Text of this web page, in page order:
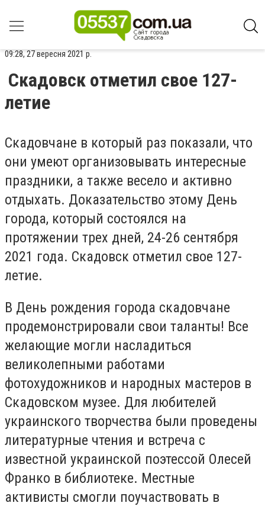
09:28, 27 вересня 2021 р.
Скадовск отметил свое 127-
летие
Скадовчане в который раз показали, что
они умеют организовывать интересные
праздники, а также весело и активно
отдыхать. Доказательство этому День
города, который состоялся на
протяжении трех дней, 24-26 сентября
2021 года. Скадовск отметил свое 127-
летие.
В День рождения города скадовчане
продемонстрировали свои таланты! Все
желающие могли насладиться
великолепными работами
фотохудожников и народных мастеров в
Скадовском музее. Для любителей
украинского творчества были проведены
литературные чтения и встреча с
известной украинской поэтессой Олесей
Франко в библиотеке. Местные
активисты смогли поучаствовать в